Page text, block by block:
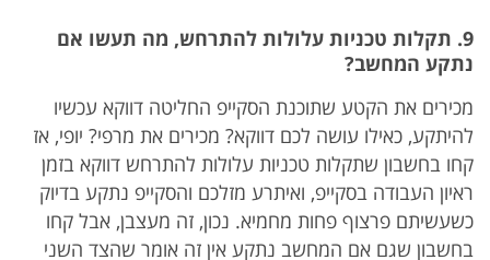
9. תקלות טכניות עלולות להתרחש, מה תעשו אם
נתקע המחשב?
מכירים את הקטע שתוכנת הסקייפ החליטה דווקא עכשיו
להיתקע, כאילו עושה לכם דווקא? מכירים את מרפי? יופי, אז
קחו בחשבון שתקלות טכניות עלולות להתרחש דווקא בזמן
ראיון העבודה בסקייפ, ואיתרע מזלכם והסקייפ נתקע בדיוק
כשעשיתם פרצוף פחות מחמיא. נכון, זה מעצבן, אבל קחו
בחשבון שגם אם המחשב נתקע אין זה אומר שהצד השני